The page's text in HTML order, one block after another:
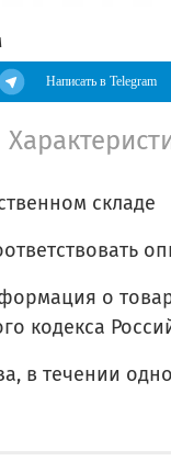
Написать в Telegram
складе
о
кодекса
в течении